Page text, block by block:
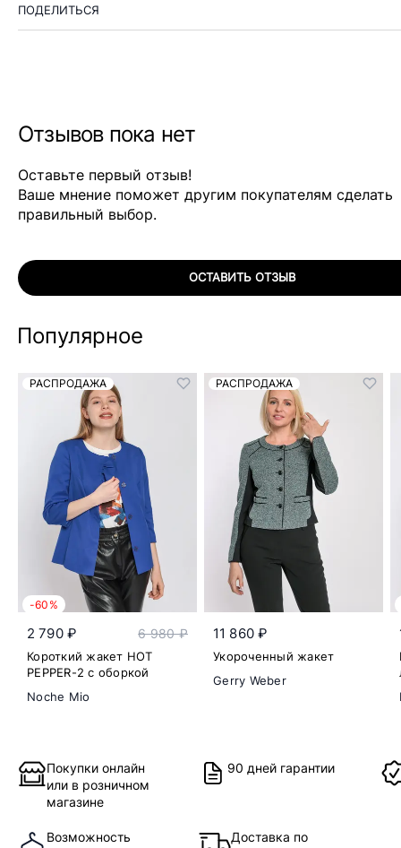
ПОДЕЛИТЬСЯ
Отзывов пока нет
Оставьте первый отзыв!
Ваше мнение поможет другим покупателям сделать
правильный выбор.
ОСТАВИТЬ ОТЗЫВ
Популярное
РАСПРОДАЖА
-60%
2 790 ₽ 6 980 ₽
Короткий жакет HOT
PEPPER-2 с оборкой
Noche Mio
РАСПРОДАЖА
11 860 ₽
Укороченный жакет
Gerry Weber
Покупки онлайн
или в розничном
магазине
90 дней гарантии
Возможность
Доставка по